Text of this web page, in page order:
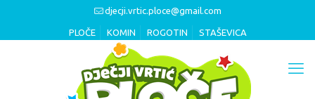
djecji.vrtic.ploce@gmail.com
PLOČE KOMIN ROGOTIN STAŠEVICA